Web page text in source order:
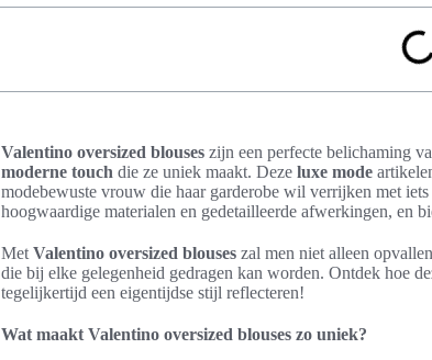
Valentino oversized blouses zijn een perfecte belichaming
moderne touch die ze uniek maakt. Deze luxe mode
modebewuste vrouw die haar garderobe wil verrijken met
hoogwaardige materialen en gedetailleerde afwerkingen, en
Met Valentino oversized blouses zal men niet alleen
die bij elke gelegenheid gedragen kan worden. Ontdek hoe
tegelijkertijd een eigentijdse stijl reflecteren!
Wat maakt Valentino oversized blouses zo uniek?